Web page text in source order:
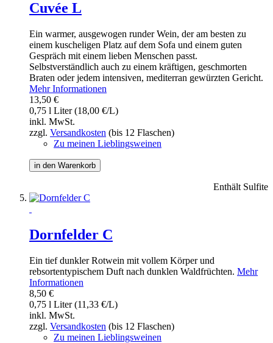
Cuvée L
Ein warmer, ausgewogen runder Wein, der am besten zu
einem kuscheligen Platz auf dem Sofa und einem guten
Gespräch mit einem lieben Menschen passt.
Selbstverständlich auch zu einem kräftigen, geschmorten
Braten oder jedem intensiven, mediterran gewürzten Gericht.
Mehr Informationen
13,50 €
0,75 l Liter (18,00 €/L)
inkl. MwSt.
zzgl. Versandkosten (bis 12 Flaschen)
Zu meinen Lieblingsweinen
in den Warenkorb
Enthält Sulfite
Dornfelder C
Ein tief dunkler Rotwein mit vollem Körper und
rebsortentypischem Duft nach dunklen Waldfrüchten. Mehr
Informationen
8,50 €
0,75 l Liter (11,33 €/L)
inkl. MwSt.
zzgl. Versandkosten (bis 12 Flaschen)
Zu meinen Lieblingsweinen